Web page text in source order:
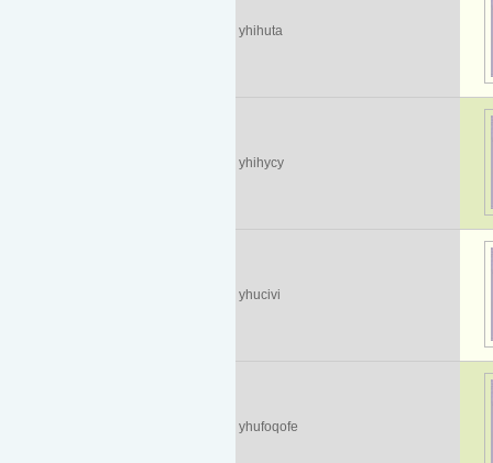
yhihuta
yhihycy
yhucivi
yhufoqofe